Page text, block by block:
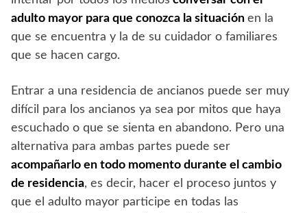
adulto mayor para que conozca la situación en la
que se encuentra y la de su cuidador o familiares
que se hacen cargo.
Entrar a una residencia de ancianos puede ser muy
difícil para los ancianos ya sea por mitos que haya
escuchado o que se sienta en abandono. Pero una
alternativa para ambas partes puede ser
acompañarlo en todo momento durante el cambio
de residencia, es decir, hacer el proceso juntos y
que el adulto mayor participe en todas las